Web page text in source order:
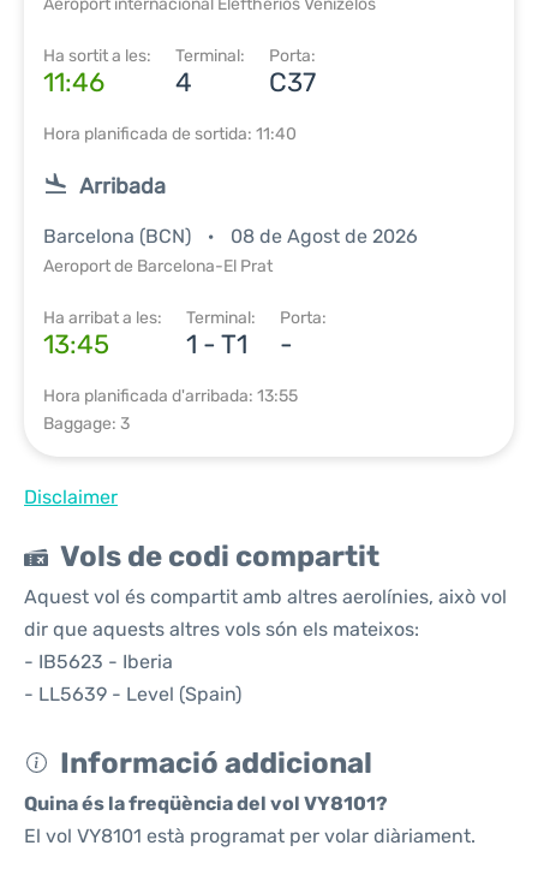
Aeroport internacional Eleftherios Venizelos
Ha sortit a les:
11:46
Terminal:
4
Porta:
C37
Hora planificada de sortida: 11:40
Arribada
Barcelona (BCN) 08 de Agost de 2026
Aeroport de Barcelona-El Prat
Ha arribat a les:
13:45
Terminal:
1 - T1
Porta:
-
Hora planificada d'arribada: 13:55
Baggage: 3
Disclaimer
Vols de codi compartit
Aquest vol és compartit amb altres aerolínies, això vol
dir que aquests altres vols són els mateixos:
- IB5623 - Iberia
- LL5639 - Level (Spain)
Informació addicional
Quina és la freqüència del vol VY8101?
El vol VY8101 està programat per volar diàriament.